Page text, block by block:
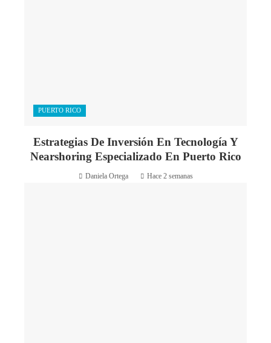
PUERTO RICO
Estrategias De Inversión En Tecnología Y
Nearshoring Especializado En Puerto Rico
Daniela Ortega Hace 2 semanas